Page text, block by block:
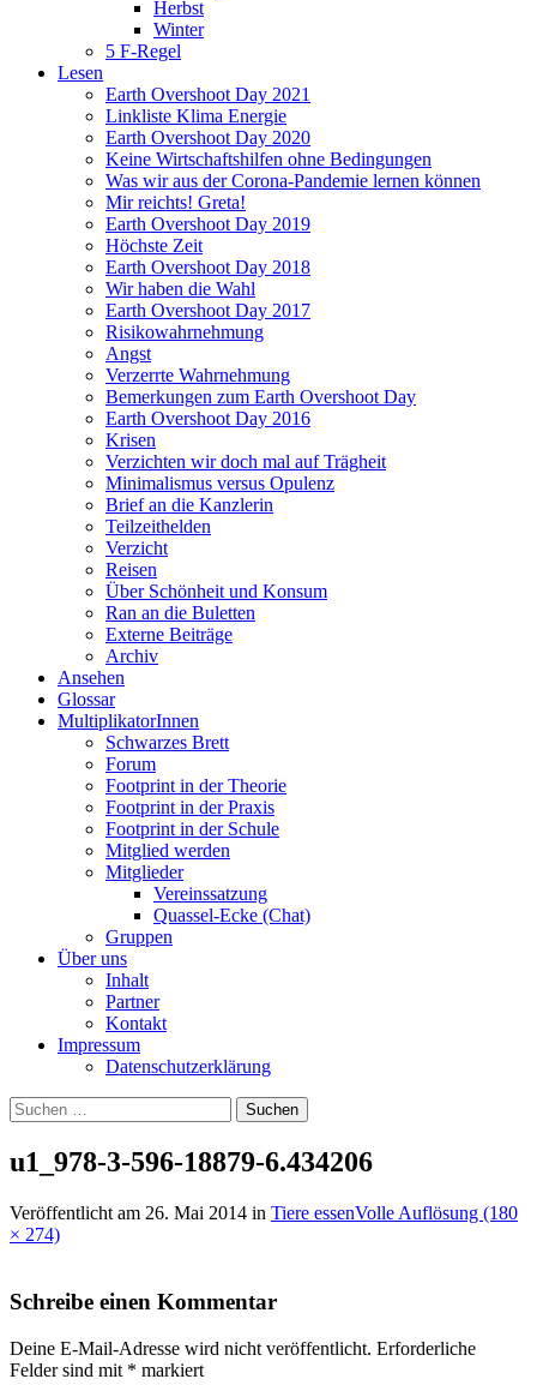
Herbst
Winter
5 F-Regel
Lesen
Earth Overshoot Day 2021
Linkliste Klima Energie
Earth Overshoot Day 2020
Keine Wirtschaftshilfen ohne Bedingungen
Was wir aus der Corona-Pandemie lernen können
Mir reichts! Greta!
Earth Overshoot Day 2019
Höchste Zeit
Earth Overshoot Day 2018
Wir haben die Wahl
Earth Overshoot Day 2017
Risikowahrnehmung
Angst
Verzerrte Wahrnehmung
Bemerkungen zum Earth Overshoot Day
Earth Overshoot Day 2016
Krisen
Verzichten wir doch mal auf Trägheit
Minimalismus versus Opulenz
Brief an die Kanzlerin
Teilzeithelden
Verzicht
Reisen
Über Schönheit und Konsum
Ran an die Buletten
Externe Beiträge
Archiv
Ansehen
Glossar
MultiplikatorInnen
Schwarzes Brett
Forum
Footprint in der Theorie
Footprint in der Praxis
Footprint in der Schule
Mitglied werden
Mitglieder
Vereinssatzung
Quassel-Ecke (Chat)
Gruppen
Über uns
Inhalt
Partner
Kontakt
Impressum
Datenschutzerklärung
Suchen
nach:
u1_978-3-596-18879-6.434206
Veröffentlicht am 26. Mai 2014 in Tiere essenVolle Auflösung (180
× 274)
Schreibe einen Kommentar
Deine E-Mail-Adresse wird nicht veröffentlicht. Erforderliche
Felder sind mit * markiert